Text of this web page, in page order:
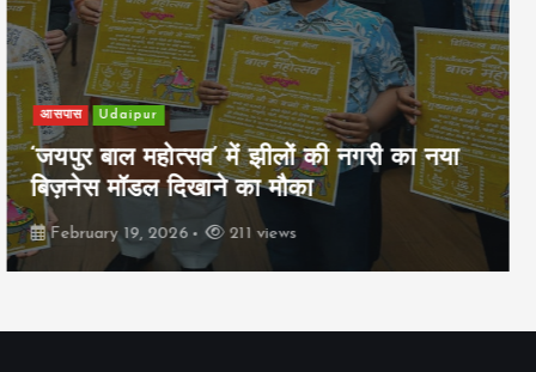
खेल Udaipur
पिम्स मेवाड़ कप 2026: क्रॉसवर्ड व आदित्यम
रियल स्टेट्स ने मुकाबले जीते
February 19, 2026 162 views